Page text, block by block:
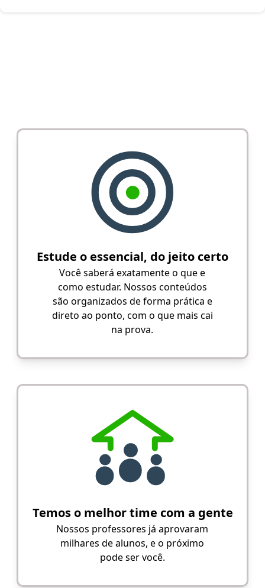
Estude o essencial, do jeito certo
Você saberá exatamente o que e
como estudar. Nossos conteúdos
são organizados de forma prática e
direto ao ponto, com o que mais cai
na prova.
Temos o melhor time com a gente
Nossos professores já aprovaram
milhares de alunos, e o próximo
pode ser você.